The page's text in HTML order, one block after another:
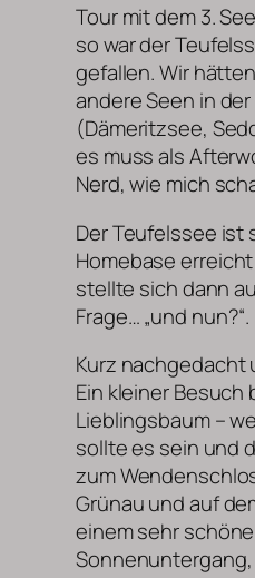
Tour mit dem 3.
so war der
gefallen. Wir
andere Seen in
(Dämeritzsee,
es muss als
Nerd, wie mich
Der Teufelssee ist
Homebase
stellte sich dann
Frage… „und nun?“.
Kurz nachgedacht
Ein kleiner Besuch
Lieblingsbaum –
sollte es sein und
zum
Grünau und auf
einem sehr